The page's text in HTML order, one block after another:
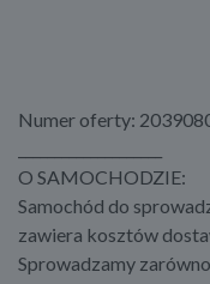
Numer oferty:
O SAMOCHODZIE:
Samochód do
zawiera kosztów
Sprowadzamy